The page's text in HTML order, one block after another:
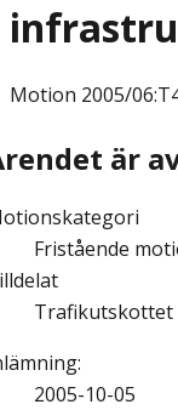
Motion 2005/
är
Fristående
Trafikutskottet
:
2005-10-05